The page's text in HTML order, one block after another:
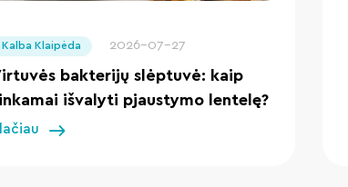
Kalba Klaipėda 2026-07-27
bakterijų slėptuvė: kaip
išvalyti pjaustymo lentelę?